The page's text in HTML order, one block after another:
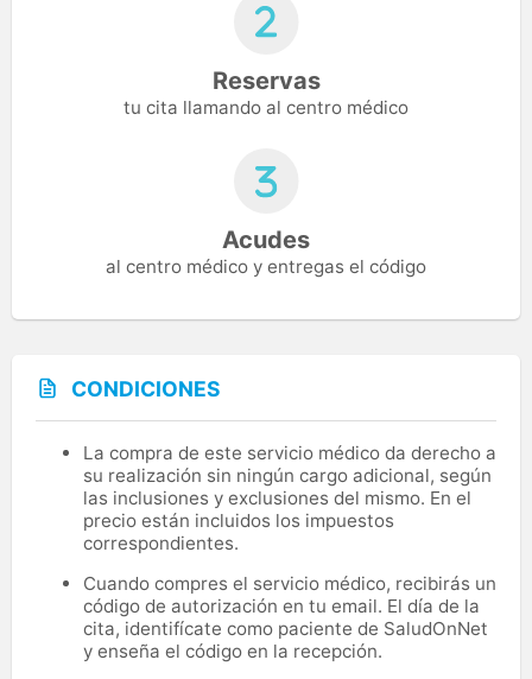
Reservas
tu cita llamando al centro médico
Acudes
al centro médico y entregas el código
CONDICIONES
La compra de este servicio médico da derecho a
su realización sin ningún cargo adicional, según
las inclusiones y exclusiones del mismo. En el
precio están incluidos los impuestos
correspondientes.
Cuando compres el servicio médico, recibirás un
código de autorización en tu email. El día de la
cita, identifícate como paciente de SaludOnNet
y enseña el código en la recepción.